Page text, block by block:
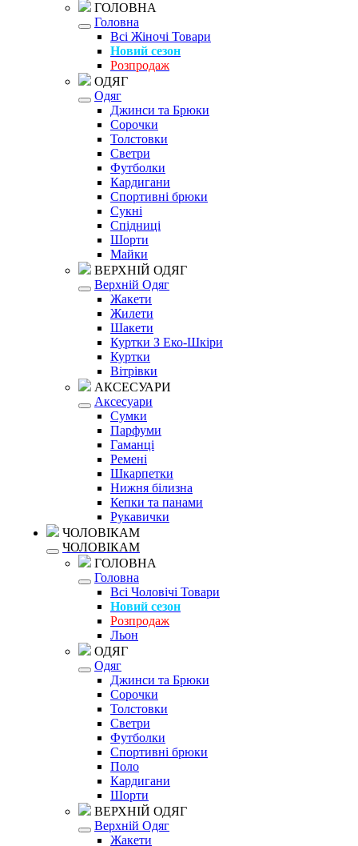
ГОЛОВНА
Головна
Всі Жіночі Товари
Новий сезон
Розпродаж
ОДЯГ
Одяг
Джинси та Брюки
Сорочки
Толстовки
Светри
Футболки
Кардигани
Спортивні брюки
Сукні
Спідниці
Шорти
Майки
ВЕРХНІЙ ОДЯГ
Верхній Одяг
Жакети
Жилети
Шакети
Куртки З Еко-Шкіри
Куртки
Вітрівки
АКСЕСУАРИ
Аксесуари
Сумки
Парфуми
Гаманці
Ремені
Шкарпетки
Нижня білизна
Кепки та панами
Рукавички
ЧОЛОВІКАМ
ЧОЛОВІКАМ
ГОЛОВНА
Головна
Всі Чоловічі Товари
Новий сезон
Розпродаж
Льон
ОДЯГ
Одяг
Джинси та Брюки
Сорочки
Толстовки
Светри
Футболки
Спортивні брюки
Поло
Кардигани
Шорти
ВЕРХНІЙ ОДЯГ
Верхній Одяг
Жакети